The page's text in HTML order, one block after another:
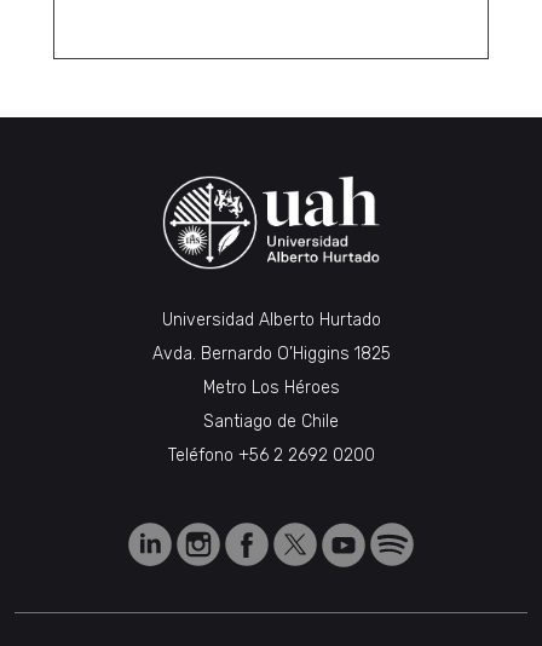
Universidad Alberto Hurtado
Avda. Bernardo O’Higgins 1825
Metro Los Héroes
Santiago de Chile
Teléfono +56 2 2692 0200